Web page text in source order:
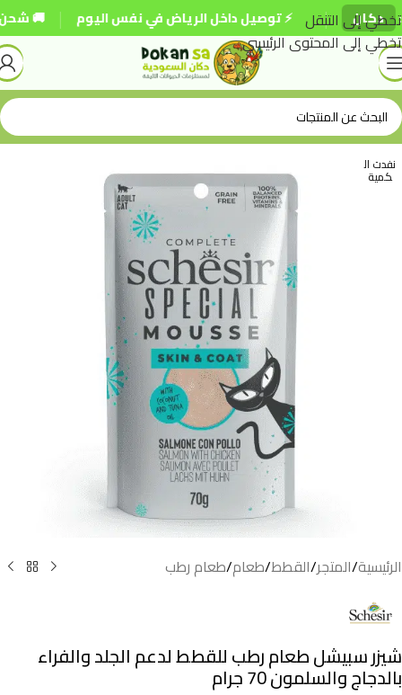
تخطي إلى التنقل
تخطي إلى المحتوى الرئيسي
⚡ توصيل داخل الرياض في نفس اليوم | 🚚 شحن |
نفدت ال
كمية
الرئيسية/المتجر/القطط/طعام/طعام رطب
شيزر سبيشل طعام رطب للقطط لدعم الجلد والفراء
بالدجاج والسلمون 70 جرام